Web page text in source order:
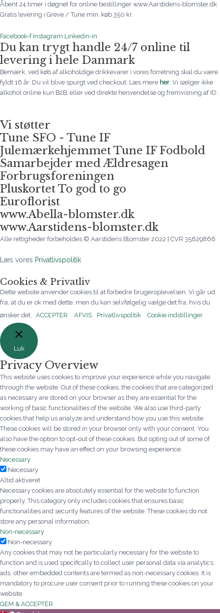
Åbent 24 timer i døgnet for online bestillinger www.Aarstidens-blomster.dk
Gratis levering i Greve / Tune min. køb 350 kr.
Facebook-f Instagram Linkedin-in
Du kan trygt handle 24/7 online til
levering i hele Danmark
Bemærk, ved køb af alkoholdige drikkevarer i vores forretning skal du være
fyldt 16 år. Du vil blive spurgt ved checkout. Læs mere her . Vi sælger ikke
alkohol online kun B2B, eller ved direkte henvendelse og fremvisning af ID.
Vi støtter
Tune SFO - Tune IF
Julemærkehjemmet Tune IF Fodbold
Samarbejder med Ældresagen
Forbrugsforeningen
Pluskortet To god to go
Euroflorist
www.Abella-blomster.dk
www.Aarstidens-blomster.dk
Alle rettigheder forbeholdes © Aarstidens Blomster 2022 | CVR 35629866
Læs vores Privatlivspolitik
Cookies & Privatliv
Dette website anvender cookies til at forbedre brugeroplevelsen. Vi går ud
fra, at du er ok med dette, men du kan selvfølgelig vælge det fra, hvis du
ønsker det.
ACCEPTER AFVIS Privatlivspolitik Cookie indstillinger
Luk
Privacy Overview
This website uses cookies to improve your experience while you navigate
through the website. Out of these cookies, the cookies that are categorized
as necessary are stored on your browser as they are essential for the
working of basic functionalities of the website. We also use third-party
cookies that help us analyze and understand how you use this website.
These cookies will be stored in your browser only with your consent. You
also have the option to opt-out of these cookies. But opting out of some of
these cookies may have an effect on your browsing experience.
Necessary
Necessary
Altid aktiveret
Necessary cookies are absolutely essential for the website to function
properly. This category only includes cookies that ensures basic
functionalities and security features of the website. These cookies do not
store any personal information.
Non-necessary
Non-necessary
Any cookies that may not be particularly necessary for the website to
function and is used specifically to collect user personal data via analytics,
ads, other embedded contents are termed as non-necessary cookies. It is
mandatory to procure user consent prior to running these cookies on your
website.
GEM & ACCEPTÈR